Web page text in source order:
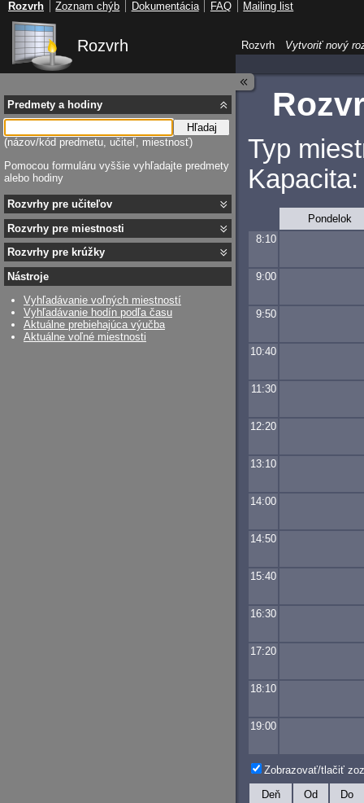
Rozvrh
Typ
Pondelok
8:10
9:00
9:50
10:40
11:30
12:20
13:10
14:00
14:50
15:40
16:30
17:20
18:10
19:00
Zobrazovať/tlačiť
Deň Od
Do
Predmety a hodiny
Hľadaj
(názov/kód predmetu, učiteľ, miestnosť)
Pomocou formuláru vyššie vyhľadajte predmety
alebo hodiny
Rozvrhy pre učiteľov
Rozvrhy pre miestnosti
Rozvrhy pre krúžky
Nástroje
Vyhľadávanie voľných miestností
Vyhľadávanie hodín podľa času
Aktuálne prebiehajúca výučba
Aktuálne voľné miestnosti
Rozvrh Vytvoriť nový
Rozvrh Zoznam chýb Dokumentácia FAQ Mailing list